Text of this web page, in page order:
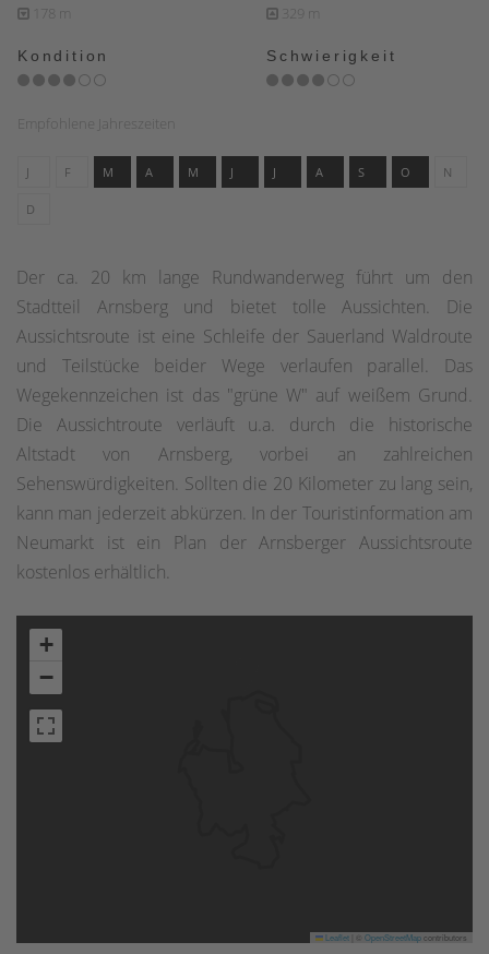
178 m 329 m
Kondition Schwierigkeit
Empfohlene Jahreszeiten
J F M A M J J A S O N
D
Der ca. 20 km lange Rundwanderweg führt um den
Stadtteil Arnsberg und bietet tolle Aussichten. Die
Aussichtsroute ist eine Schleife der Sauerland Waldroute
und Teilstücke beider Wege verlaufen parallel. Das
Wegekennzeichen ist das "grüne W" auf weißem Grund.
Die Aussichtroute verläuft u.a. durch die historische
Altstadt von Arnsberg, vorbei an zahlreichen
Sehenswürdigkeiten. Sollten die 20 Kilometer zu lang sein,
kann man jederzeit abkürzen. In der Touristinformation am
Neumarkt ist ein Plan der Arnsberger Aussichtsroute
kostenlos erhältlich.
+
−
Leaflet OpenStreetMapcontributors